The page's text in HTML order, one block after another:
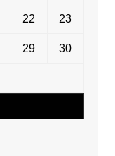
22 23
29 30